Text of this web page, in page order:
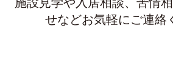
せなどお気軽にご連絡